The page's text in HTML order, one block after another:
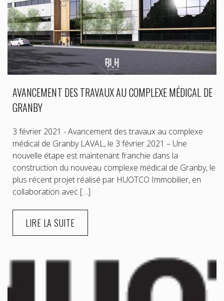
AVANCEMENT DES TRAVAUX AU COMPLEXE MÉDICAL DE
GRANBY
3 février 2021 - Avancement des travaux au complexe
médical de Granby LAVAL, le 3 février 2021 – Une
nouvelle étape est maintenant franchie dans la
construction du nouveau complexe médical de Granby, le
plus récent projet réalisé par HUOTCO Immobilier, en
collaboration avec […]
LIRE LA SUITE